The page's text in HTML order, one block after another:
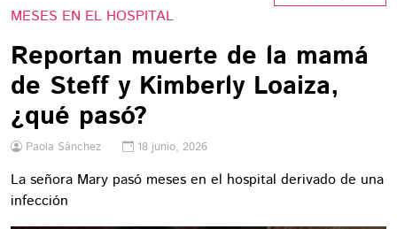
MESES EN EL HOSPITAL
Reportan muerte de la mamá
de Steff y Kimberly Loaiza,
¿qué pasó?
Paola Sánchez 18 junio, 2026
La señora Mary pasó meses en el hospital derivado de una
infección